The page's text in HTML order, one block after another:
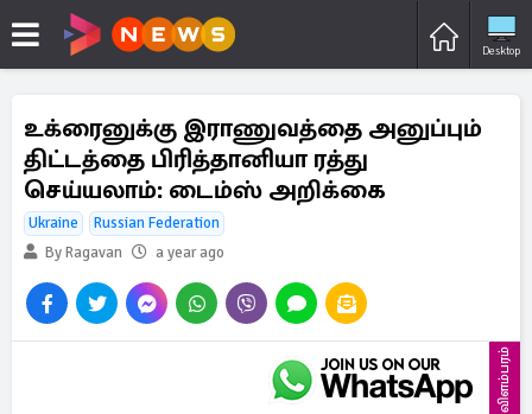
Desktop
உக்ரைனுக்கு இராணுவத்தை அனுப்பும்
திட்டத்தை பிரித்தானியா ரத்து
செய்யலாம்: டைம்ஸ் அறிக்கை
Ukraine
Russian Federation
By Ragavan
a year ago
விளம்பரம்